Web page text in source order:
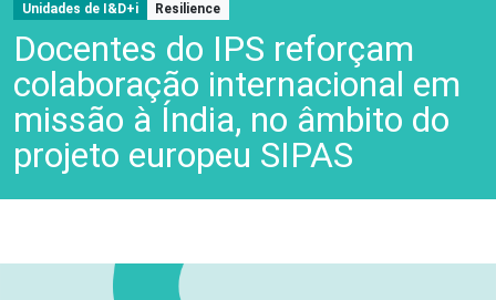
Unidades de I&D+i Resilience
Docentes do IPS reforçam
colaboração internacional em
missão à Índia, no âmbito do
projeto europeu SIPAS